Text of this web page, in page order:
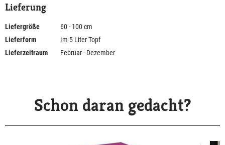
Lieferung
Liefergröße
60 - 100 cm
Lieferform
Im 5 Liter Topf
Lieferzeitraum
Februar - Dezember
Schon daran gedacht?